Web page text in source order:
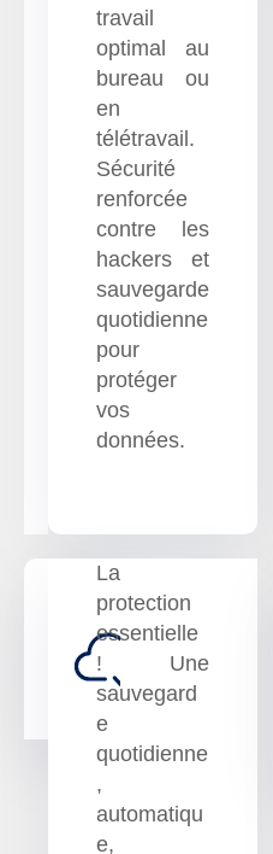
travail
optimal au
bureau ou
en
télétravail.
Sécurité
renforcée
contre les
hackers et
sauvegarde
quotidienne
pour
protéger
vos
données.
en
La
protection
essentielle
! Une
sauvegard
e
quotidienne
,
automatiqu
e,